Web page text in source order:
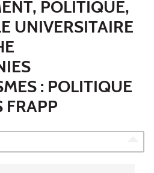
POLITIQUE,
UNIVERSITAIRE
: POLITIQUE
FRAPP